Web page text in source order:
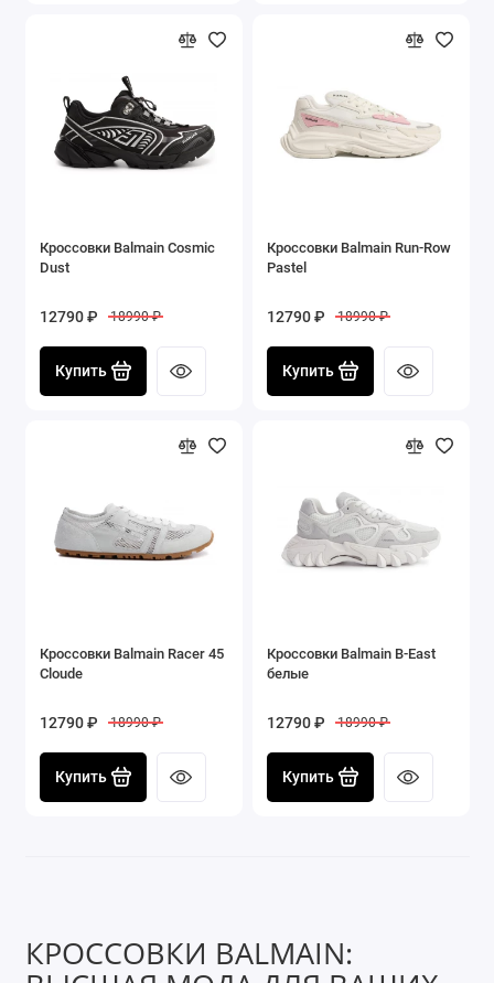
Кроссовки Balmain Cosmic
Dust
12790 ₽ 18990 ₽
Купить
Кроссовки Balmain Run-Row
Pastel
12790 ₽ 18990 ₽
Купить
Кроссовки Balmain Racer 45
Cloude
12790 ₽ 18990 ₽
Купить
Кроссовки Balmain B-East
белые
12790 ₽ 18990 ₽
Купить
КРОССОВКИ BALMAIN: